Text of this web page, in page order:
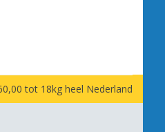
tot 18kg heel Nederland